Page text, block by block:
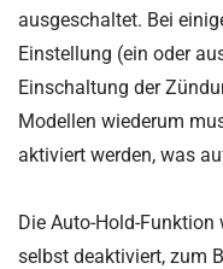
ausgeschaltet. Bei
Einstellung (ein oder
Einschaltung der
Modellen wiederum
aktiviert werden, was
Die Auto-Hold-
selbst deaktiviert, zum